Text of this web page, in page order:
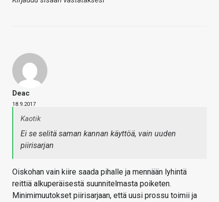
Deac
18.9.2017
Kaotik
Ei se selitä saman kannan käyttöä, vain uuden
piirisarjan
Oiskohan vain kiire saada pihalle ja mennään lyhintä
reittiä alkuperäisestä suunnitelmasta poiketen.
Minimimuutokset piirisarjaan, että uusi prossu toimii ja